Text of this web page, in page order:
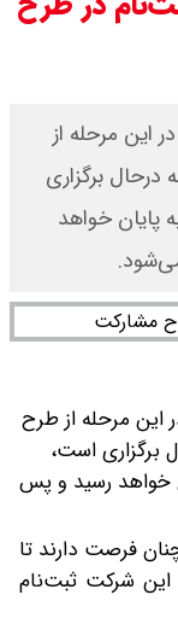
این مرحله از
برگزاری
۱۴ خردادماه به پایان خواهد
این مرحله از طرح
برگزاری است،
به پایان خواهد رسید و پس
فرصت دارند تا
این شرکت ثبت‌نام